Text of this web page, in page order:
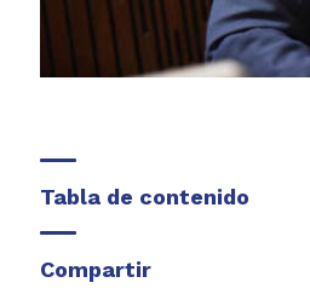
Tabla de contenido
Compartir